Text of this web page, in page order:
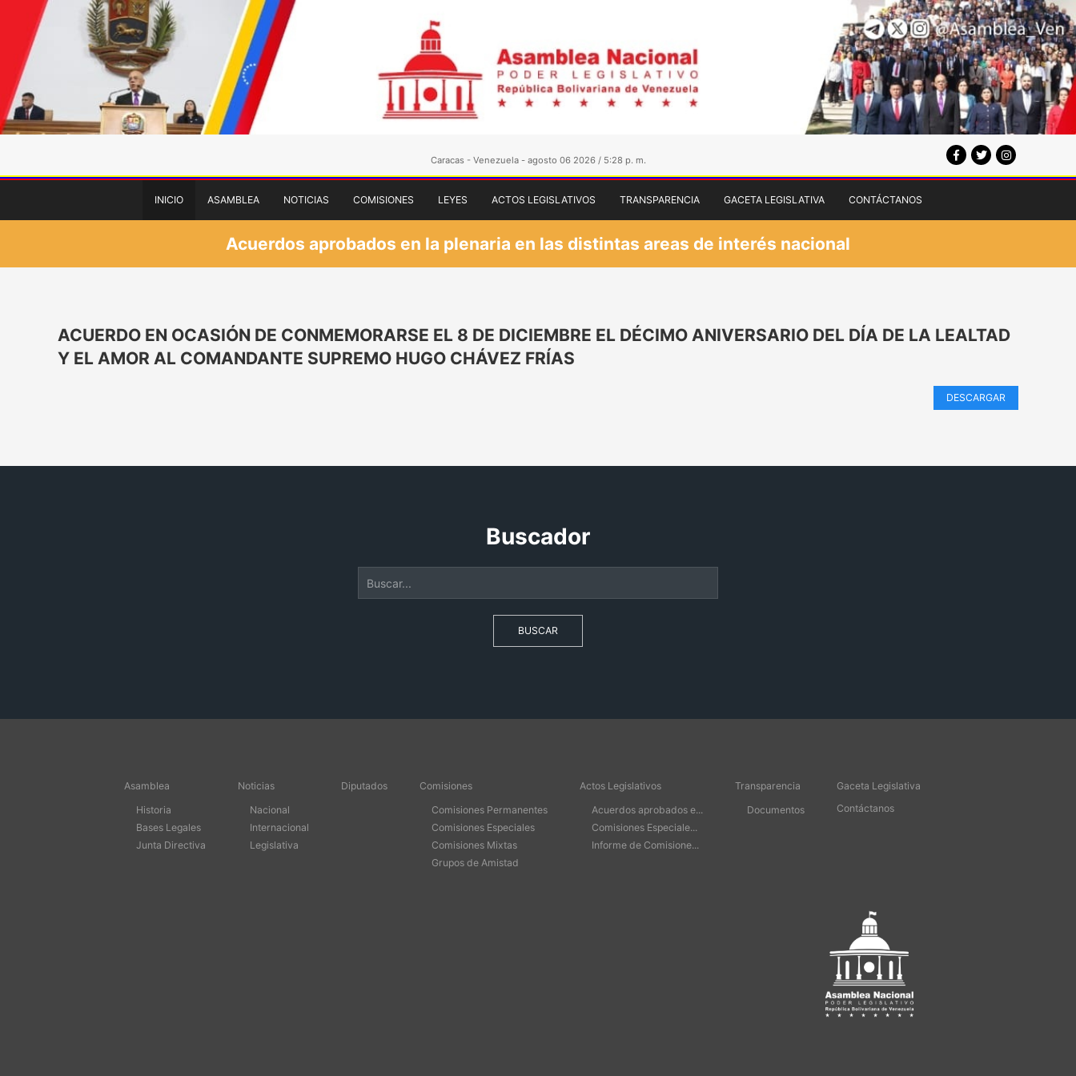
Caracas - Venezuela - agosto 06 2026 / 5:28 p. m.
INICIO ASAMBLEA NOTICIAS COMISIONES LEYES ACTOS LEGISLATIVOS TRANSPARENCIA GACETA LEGISLATIVA CONTÁCTANOS
Acuerdos aprobados en la plenaria en las distintas areas de interés nacional
ACUERDO EN OCASIÓN DE CONMEMORARSE EL 8 DE DICIEMBRE EL DÉCIMO ANIVERSARIO DEL DÍA DE LA LEALTAD
Y EL AMOR AL COMANDANTE SUPREMO HUGO CHÁVEZ FRÍAS
DESCARGAR
Buscador
BUSCAR
Asamblea
Historia
Bases Legales
Junta Directiva
Noticias
Nacional
Internacional
Legislativa
Diputados
Comisiones
Comisiones Permanentes
Comisiones Especiales
Comisiones Mixtas
Grupos de Amistad
Actos Legislativos
Acuerdos aprobados e...
Comisiones Especiale...
Informe de Comisione...
Transparencia
Documentos
Gaceta Legislativa
Contáctanos